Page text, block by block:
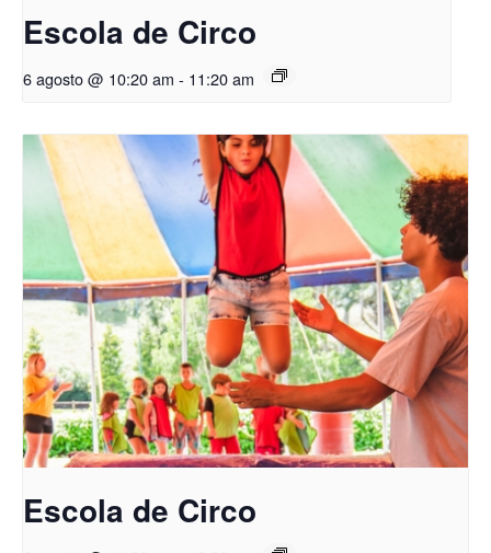
Escola de Circo
6 agosto @ 10:20 am - 11:20 am
Escola de Circo